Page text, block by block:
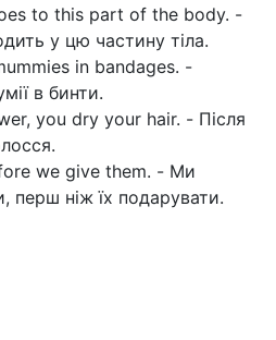
to this part of the body. -
у цю частину тіла.
in bandages. -
в бинти.
you dry your hair. - Після
we give them. - Ми
перш ніж їх подарувати.